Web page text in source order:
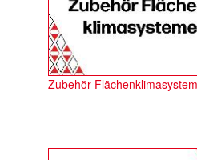
Zubehör